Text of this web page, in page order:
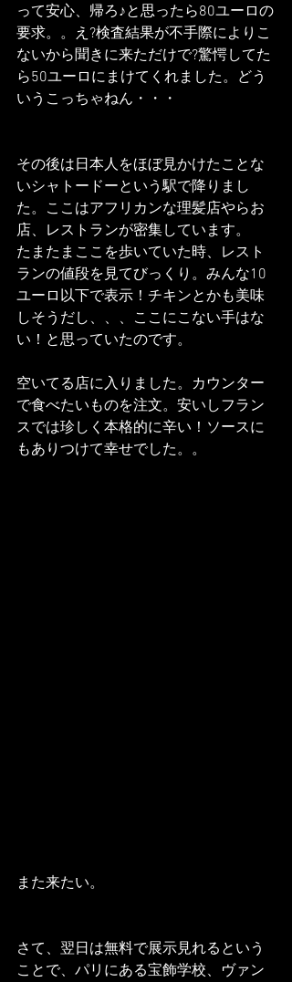
って安心、帰ろ♪と思ったら80ユーロの
要求。。え?検査結果が不手際によりこ
ないから聞きに来ただけで?驚愕してた
ら50ユーロにまけてくれました。どう
いうこっちゃねん・・・
その後は日本人をほぼ見かけたことな
いシャトードーという駅で降りまし
た。ここはアフリカンな理髪店やらお
店、レストランが密集しています。
たまたまここを歩いていた時、レスト
ランの値段を見てびっくり。みんな10
ユーロ以下で表示！チキンとかも美味
しそうだし、、、ここにこない手はな
い！と思っていたのです。
空いてる店に入りました。カウンター
で食べたいものを注文。安いしフラン
スでは珍しく本格的に辛い！ソースに
もありつけて幸せでした。。
また来たい。
さて、翌日は無料で展示見れるという
ことで、パリにある宝飾学校、ヴァン